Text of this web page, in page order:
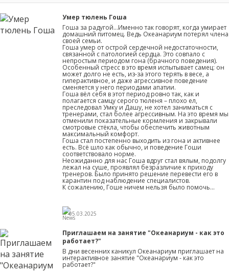
Умер тюлень Гоша
Гоша за радугой…Именно так говорят, когда умирает
домашний питомец. Ведь Океанариум потерял члена
своей семьи.
Гоша умер от острой сердечной недостаточности,
связанной с патологией сердца. Это совпало с
непростым периодом гона (брачного поведения).
Особенный стресс в это время испытывает самец: он
может долго не есть, из-за этого терять в весе, а
гиперактивное, и даже агрессивное поведение
сменяется у него периодами апатии.
Гоша вёл себя в этот период ровно так, как и
полагается самцу серого тюленя – плохо ел,
преследовал Умку и Дашу, не хотел заниматься с
тренерами, стал более агрессивным. На это время мы
отменили показательные кормления и закрывали
смотровые стёкла, чтобы обеспечить животным
максимальный комфорт.
Гоша стал постепенно выходить из гона и активнее
есть. Всё шло как обычно, и поведение Гоши
соответствовало норме.
Неожиданно для нас Гоша вдруг стал вялым, подолгу
лежал на суше, проявлял безразличие к приходу
тренеров. Было принято решение перевести его в
карантин под наблюдение специалистов.
К сожалению, Гоше ничем нельзя было помочь...
05.03.2025
Приглашаем на занятие "Океанариум - как это
работает?"
В дни весенних каникул Океанариум приглашает на
интерактивное занятие "Океанариум - как это
работает?"